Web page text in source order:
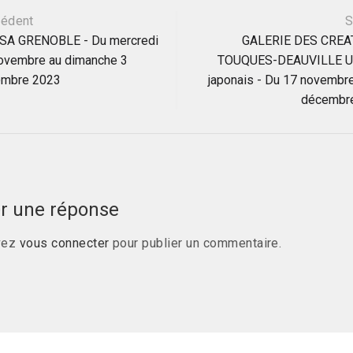
GRENOBLE - Du mercredi
au dimanche 3
2023
GALERIE DES
TOUQUES-DEAUVILLE
japonais - Du 17
une réponse
vous connecter pour publier un commentaire.